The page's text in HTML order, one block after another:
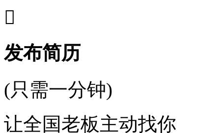

发布简历
(只需一分钟)
让全国老板主动找你